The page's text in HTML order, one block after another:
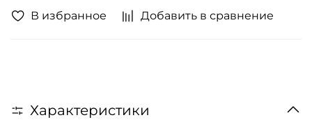
В избранное Добавить в сравнение
Характеристики